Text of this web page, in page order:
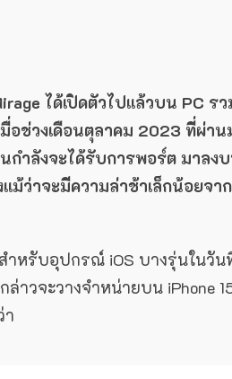
ได้เปิดตัวไปแล้วบน PC
อช่วงเดือนตุลาคม 2023 ที่ผ่า
ำลังจะได้รับการพอร์ต มาลง
ว่าจะมีความล่าช้าเล็กน้อยจา
สำหรับอุปกรณ์ iOS บางรุ่นในวั
าวจะวางจำหน่ายบน iPhone
า